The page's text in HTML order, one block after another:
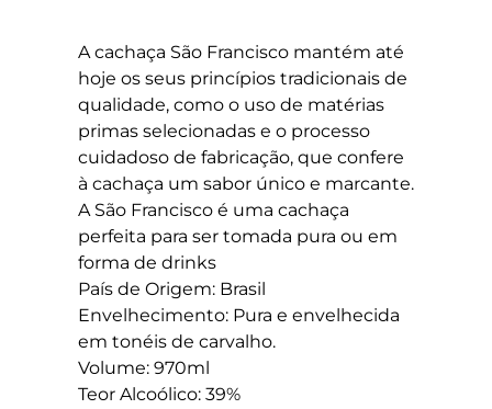
A cachaça São Francisco mantém até
hoje os seus princípios tradicionais de
qualidade, como o uso de matérias
primas selecionadas e o processo
cuidadoso de fabricação, que confere
à cachaça um sabor único e marcante.
A São Francisco é uma cachaça
perfeita para ser tomada pura ou em
forma de drinks
País de Origem: Brasil
Envelhecimento: Pura e envelhecida
em tonéis de carvalho.
Volume: 970ml
Teor Alcoólico: 39%